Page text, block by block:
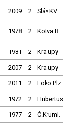
2009 2 Sláv.KV
1978 2 Kotva B.
1981 2 Kralupy
2007 2 Kralupy
2011 2 Loko Plz
1972 2 Hubertus
1977 2 Č.Kruml.